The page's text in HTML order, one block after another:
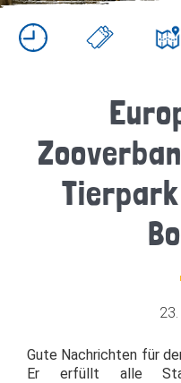
Gute Nachrichten für
Er erfüllt alle